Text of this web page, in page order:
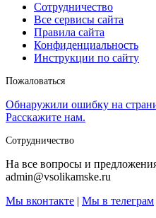
Сотрудничество
Все сервисы сайта
Правила сайта
Конфиденциальность
Инструкции по сайту
Пожаловаться
Обнаружили ошибку на
Расскажите нам.
Сотрудничество
На все вопросы и
admin@vsolikamske.ru
Мы вконтакте | Мы в телеграм